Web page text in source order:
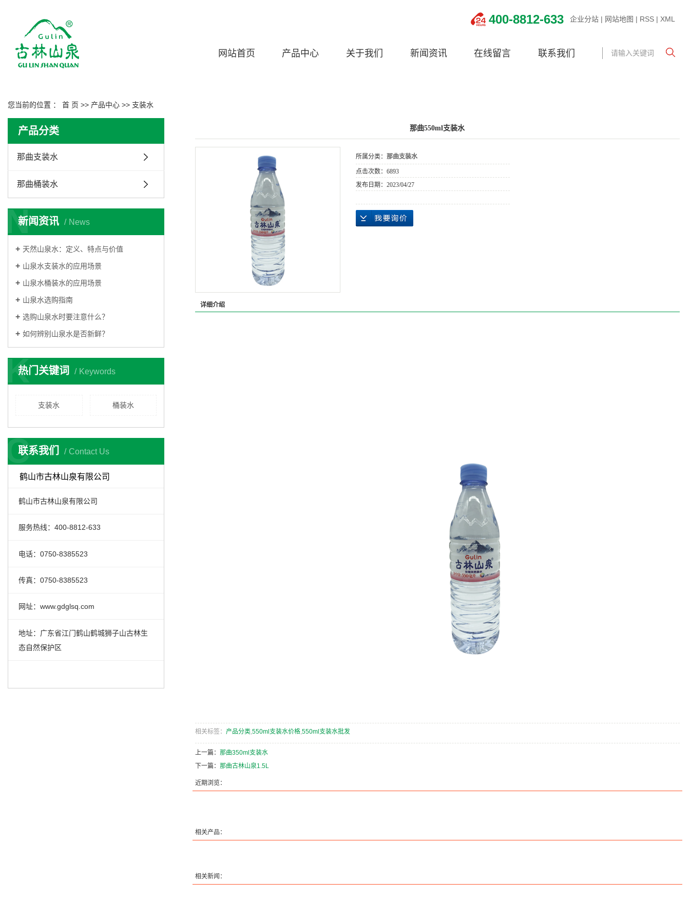
企业分站| 网站地图 | RSS| XML
400-8812-633
网站首页 产品中心 关于我们 新闻资讯 在线留言 联系我们
您当前的位置 ： 首 页 >> 产品中心 >> 支装水
产品分类
那曲支装水
那曲桶装水
新闻资讯 News
N
天然山泉水：定义、特点与价值
山泉水支装水的应用场景
山泉水桶装水的应用场景
山泉水选购指南
选购山泉水时要注意什么？
如何辨别山泉水是否新鲜？
热门关键词 Keywords
K
支装水 桶装水
联系我们 Contact Us
C
鹤山市古林山泉有限公司
鹤山市古林山泉有限公司
服务热线：400-8812-633
电话：0750-8385523
传真：0750-8385523
网址：www.gdglsq.com
地址：广东省江门鹤山鹤城狮子山古林生
态自然保护区
那曲550ml支装水
所属分类：那曲支装水
点击次数：6893
发布日期：2023/04/27
详细介绍
相关标签： 产品分类,550ml支装水价格,550ml支装水批发
上一篇： 那曲350ml支装水
下一篇： 那曲古林山泉1.5L
近期浏览：
相关产品：
相关新闻：